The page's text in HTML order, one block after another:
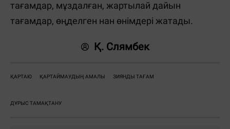
тағамдар, мұздалған, жартылай дайын
тағамдар, өңделген нан өнімдері жатады.
Қ. Слямбек
ҚАРТАЮ ҚАРТАЙМАУДЫҢ АМАЛЫ ЗИЯНДЫ ТАҒАМ
ДҰРЫС ТАМАҚТАНУ